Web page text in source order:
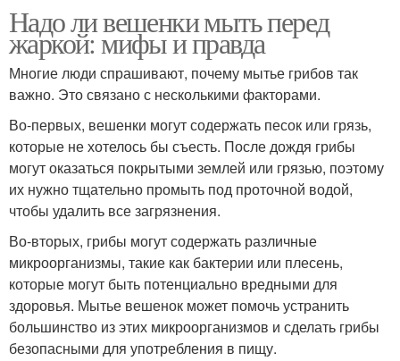
Надо ли вешенки мыть перед
жаркой: мифы и правда
Многие люди спрашивают, почему мытье грибов так
важно. Это связано с несколькими факторами.
Во-первых, вешенки могут содержать песок или грязь,
которые не хотелось бы съесть. После дождя грибы
могут оказаться покрытыми землей или грязью, поэтому
их нужно тщательно промыть под проточной водой,
чтобы удалить все загрязнения.
Во-вторых, грибы могут содержать различные
микроорганизмы, такие как бактерии или плесень,
которые могут быть потенциально вредными для
здоровья. Мытье вешенок может помочь устранить
большинство из этих микроорганизмов и сделать грибы
безопасными для употребления в пищу.